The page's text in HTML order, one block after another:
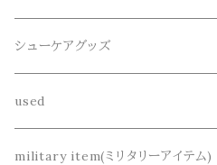
decka(デカ)
dros dro(ドロスドロ)
DETAIL(ディティール)
シャツ
カーディガン
キーアクセサリー
財布、コインケース、マネークリップ
鞄
シューケアグッズ
used
リメイク
military item(ミリタリーアイテム)